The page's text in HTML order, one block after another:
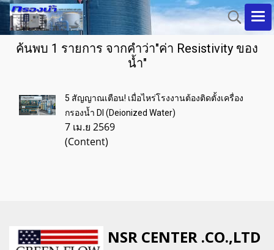
ค้นพบ 1 รายการ จากคำว่า"ค่า Resistivity ของ
น้ำ"
5 สัญญาณเตือน! เมื่อไหร่โรงงานต้องติดตั้งเครื่อง
กรองน้ำ DI (Deionized Water)
7 เม.ย 2569
(Content)
NSR CENTER .CO.,LTD